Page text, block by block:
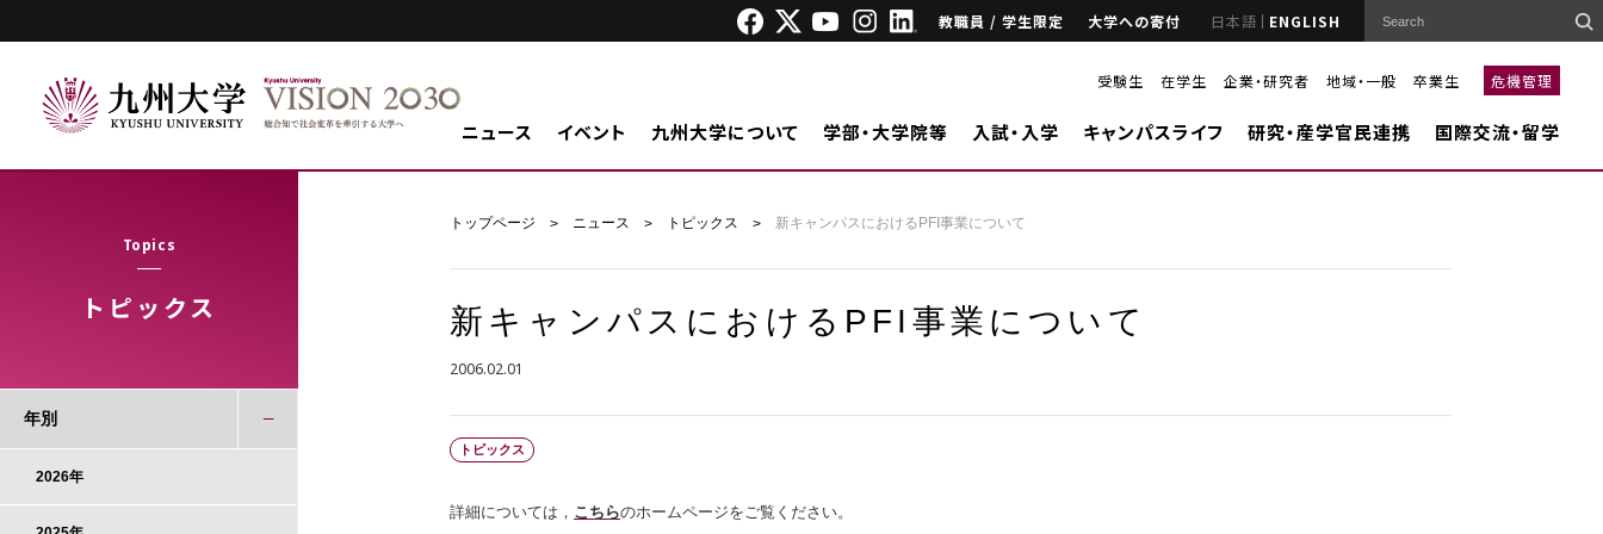
教職員 / 学生限定 大学への寄付 日本語 ENGLISH
受験生 在学生 企業・研究者 地域・一般 卒業生 危機管理
ニュース イベント 九州大学について 学部・大学院等 入試・入学 キャンパスライフ 研究・産学官民連携 国際交流・留学
Topics
トピックス
トップページ ニュース トピックス 新キャンパスにおけるPFI事業について
新キャンパスにおけるPFI事業について
2006.02.01
トピックス
詳細については， こちらのホームページをご覧ください。
年別
2026年